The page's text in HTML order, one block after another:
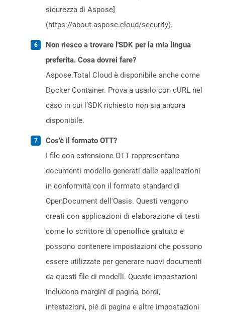
sicurezza di Aspose]
(https://about.aspose.cloud/security).
Non riesco a trovare l'SDK per la mia lingua
preferita. Cosa dovrei fare?
Aspose.Total Cloud è disponibile anche come
Docker Container. Prova a usarlo con cURL nel
caso in cui l’SDK richiesto non sia ancora
disponibile.
Cos'è il formato OTT?
I file con estensione OTT rappresentano
documenti modello generati dalle applicazioni
in conformità con il formato standard di
OpenDocument dell'Oasis. Questi vengono
creati con applicazioni di elaborazione di testi
come lo scrittore di openoffice gratuito e
possono contenere impostazioni che possono
essere utilizzate per generare nuovi documenti
da questi file di modelli. Queste impostazioni
includono margini di pagina, bordi,
intestazioni, piè di pagina e altre impostazioni